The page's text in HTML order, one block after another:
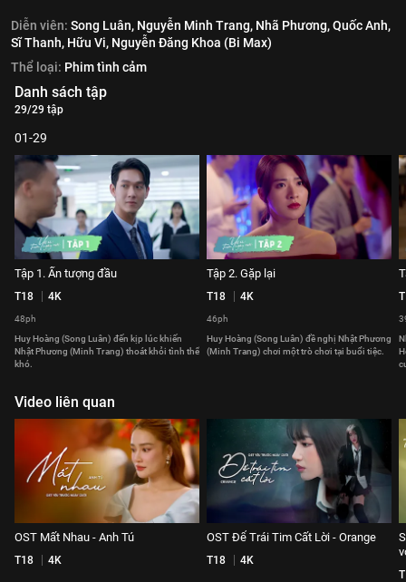
Diễn viên: Song Luân, Nguyễn Minh Trang, Nhã Phương,Quốc Anh,
Sĩ Thanh, Hữu Vi, Nguyễn Đăng Khoa (Bi Max)
Thể loại: Phim tình cảm
Danh sách tập
29/29 tập
01-29
Tập 1. Ấn tượng đầu
T18 4K
48ph
Huy Hoàng (Song Luân) đến kịp lúc khiến
Nhật Phương (Minh Trang) thoát khỏi tình thế
khó.
Tập 2. Gặp lại
T18 4K
46ph
Huy Hoàng (Song Luân) đề nghị Nhật Phương
(Minh Trang) chơi một trò chơi tại buổi tiệc.
Video liên quan
OST Mất Nhau - Anh Tú
T18 4K
OST Để Trái Tim Cất Lời - Orange
T18 4K